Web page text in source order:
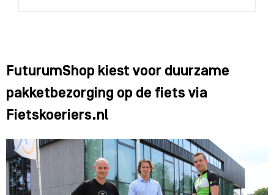
FuturumShop kiest voor duurzame
pakketbezorging op de fiets via
Fietskoeriers.nl